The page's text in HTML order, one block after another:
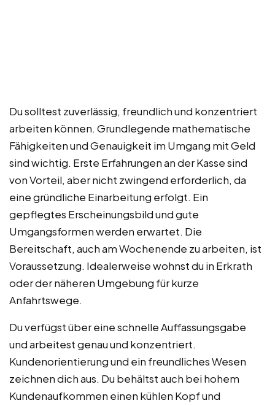
Du solltest zuverlässig, freundlich und konzentriert
arbeiten können. Grundlegende mathematische
Fähigkeiten und Genauigkeit im Umgang mit Geld
sind wichtig. Erste Erfahrungen an der Kasse sind
von Vorteil, aber nicht zwingend erforderlich, da
eine gründliche Einarbeitung erfolgt. Ein
gepflegtes Erscheinungsbild und gute
Umgangsformen werden erwartet. Die
Bereitschaft, auch am Wochenende zu arbeiten, ist
Voraussetzung. Idealerweise wohnst du in Erkrath
oder der näheren Umgebung für kurze
Anfahrtswege.
Du verfügst über eine schnelle Auffassungsgabe
und arbeitest genau und konzentriert.
Kundenorientierung und ein freundliches Wesen
zeichnen dich aus. Du behältst auch bei hohem
Kundenaufkommen einen kühlen Kopf und